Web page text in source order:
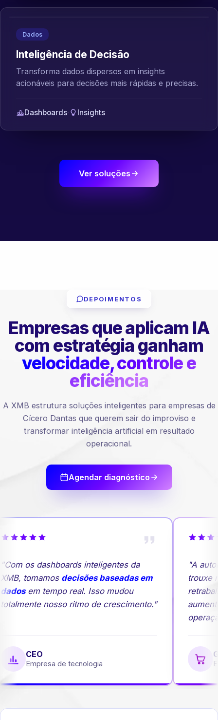
Dados
Inteligência de Decisão
Transforma dados dispersos em insights
acionáveis para decisões mais rápidas e precisas.
Dashboards· Insights
Ver soluções
DEPOIMENTOS
Empresas que aplicam IA
com estratégia ganham
velocidade, controle e
eficiência
A XMB estrutura soluções inteligentes para empresas de
Cícero Dantas que querem sair do improviso e
transformar inteligência artificial em resultado
operacional.
Agendar diagnóstico
os dashboards inteligentes da
tomamosdecisões baseadas em
em tempo real. Isso mudou
nosso ritmo de crescimento."
CEO
Empresa de tecnologia
"A
trouxe